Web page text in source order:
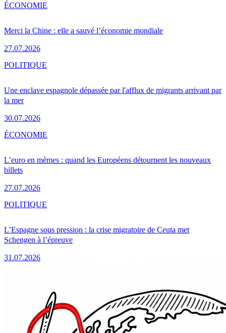
Merci la Chine : elle a sauvé l’économie mondiale
27.07.2026
ÉCONOMIE
Une enclave espagnole dépassée par l'afflux de migrants arrivant par
la mer
30.07.2026
POLITIQUE
L’euro en mèmes : quand les Européens détournent les nouveaux
billets
27.07.2026
ÉCONOMIE
L’Espagne sous pression : la crise migratoire de Ceuta met
Schengen à l’épreuve
31.07.2026
POLITIQUE